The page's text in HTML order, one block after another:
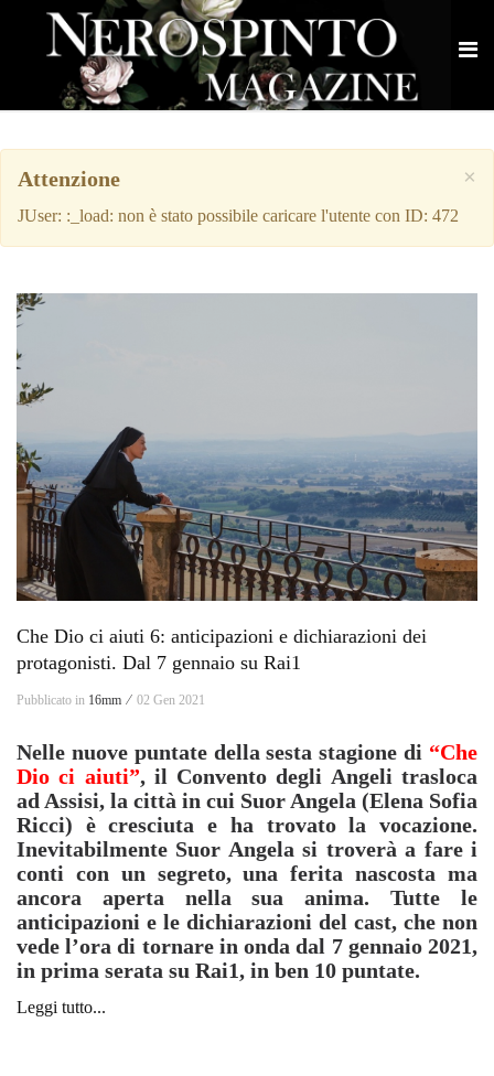
×
Attenzione
JUser: :_load: non è stato possibile caricare l'utente con ID: 472
Che Dio ci aiuti 6: anticipazioni e dichiarazioni dei
protagonisti. Dal 7 gennaio su Rai1
Pubblicato in 16mm ⁄ 02 Gen 2021
Nelle nuove puntate della sesta stagione di “Che
Dio ci aiuti”, il Convento degli Angeli trasloca
ad Assisi, la città in cui Suor Angela (Elena Sofia
Ricci) è cresciuta e ha trovato la vocazione.
Inevitabilmente Suor Angela si troverà a fare i
conti con un segreto, una ferita nascosta ma
ancora aperta nella sua anima. Tutte le
anticipazioni e le dichiarazioni del cast, che non
vede l’ora di tornare in onda dal 7 gennaio 2021,
in prima serata su Rai1, in ben 10 puntate.
Leggi tutto...